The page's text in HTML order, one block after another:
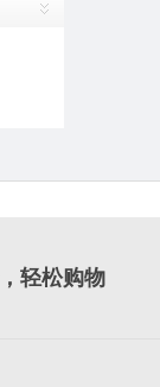
轻松购物